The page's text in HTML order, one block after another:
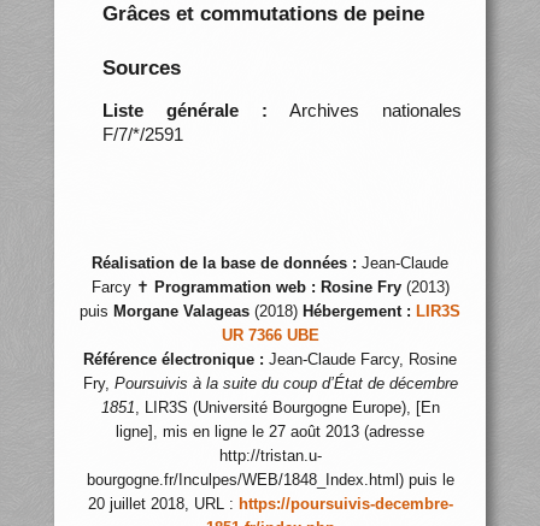
Grâces et commutations de peine
Sources
Liste générale : Archives nationales
F/7/*/2591
Réalisation de la base de données : Jean-Claude
Farcy ✝ Programmation web : Rosine Fry(2013)
puis Morgane Valageas (2018) Hébergement : LIR3S
UR 7366 UBE
Référence électronique : Jean-Claude Farcy, Rosine
Fry, Poursuivis à la suite du coup d’État de décembre
1851, LIR3S (Université Bourgogne Europe), [En
ligne], mis en ligne le 27 août 2013 (adresse
http://tristan.u-
bourgogne.fr/Inculpes/WEB/1848_Index.html) puis le
20 juillet 2018, URL : https://poursuivis-decembre-